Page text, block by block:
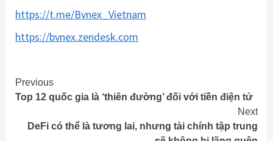
https://t.me/Bvnex_Vietnam
https://bvnex.zendesk.com
Continue
Reading
Previous
Top 12 quốc gia là ‘thiên đường’ đối với tiền điện tử
Next
DeFi có thể là tương lai, nhưng tài chính tập trung